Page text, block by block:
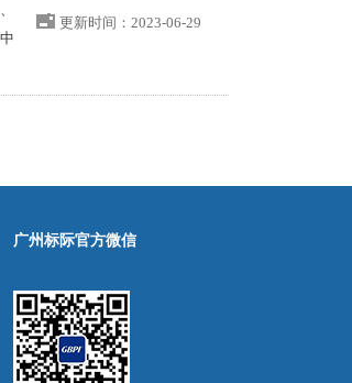
更新时间：2023-06-29
广州标际官方微信